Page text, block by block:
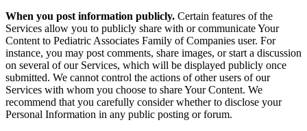
When you post information publicly. Certain features of the
Services allow you to publicly share with or communicate Your
Content to Pediatric Associates Family of Companies user. For
instance, you may post comments, share images, or start a discussion
on several of our Services, which will be displayed publicly once
submitted. We cannot control the actions of other users of our
Services with whom you choose to share Your Content. We
recommend that you carefully consider whether to disclose your
Personal Information in any public posting or forum.